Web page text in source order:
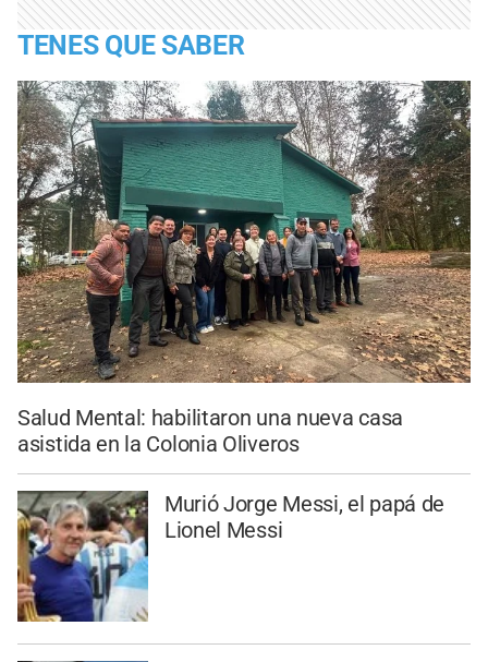
TENES QUE SABER
Salud Mental: habilitaron una nueva casa
asistida en la Colonia Oliveros
Murió Jorge Messi, el papá de
Lionel Messi